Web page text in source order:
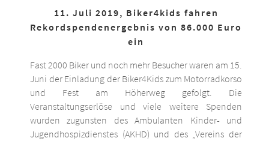
11. Juli 2019, Biker4kids fahren
Rekordspendenergebnis von 86.000 Euro
ein
Fast 2000 Biker und noch mehr Besucher waren am 15.
Juni der Einladung der Biker4Kids zum Motorradkorso
und Fest am Höherweg gefolgt. Die
Veranstaltungserlöse und viele weitere Spenden
wurden zugunsten des Ambulanten Kinder- und
Jugendhospizdienstes (AKHD) und des „Vereins der